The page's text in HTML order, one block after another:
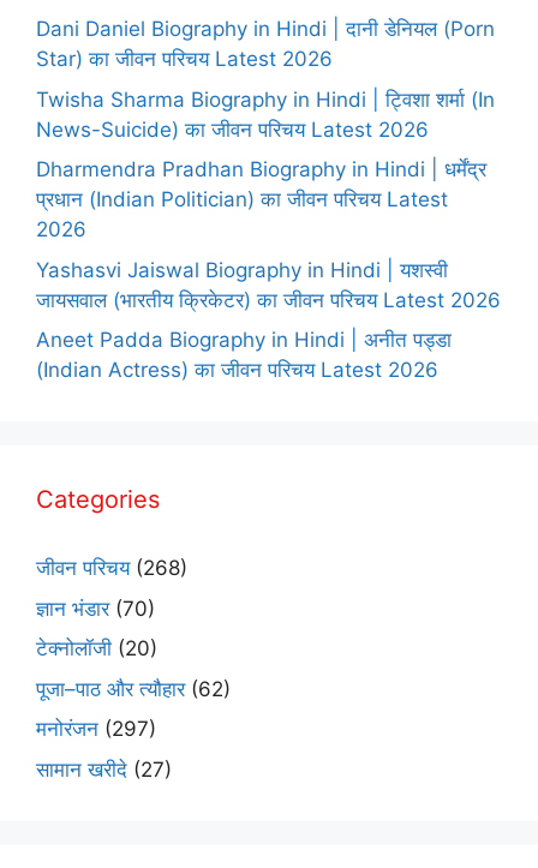
Dani Daniel Biography in Hindi | दानी डेनियल (Porn
Star) का जीवन परिचय Latest 2026
Twisha Sharma Biography in Hindi | ट्विशा शर्मा (In
News-Suicide) का जीवन परिचय Latest 2026
Dharmendra Pradhan Biography in Hindi | धर्मेंद्र
प्रधान (Indian Politician) का जीवन परिचय Latest
2026
Yashasvi Jaiswal Biography in Hindi | यशस्वी
जायसवाल (भारतीय क्रिकेटर) का जीवन परिचय Latest 2026
Aneet Padda Biography in Hindi | अनीत पड्डा
(Indian Actress) का जीवन परिचय Latest 2026
Categories
जीवन परिचय(268)
ज्ञान भंडार(70)
टेक्नोलॉजी (20)
पूजा–पाठ और त्यौहार(62)
मनोरंजन (297)
सामान खरीदे (27)